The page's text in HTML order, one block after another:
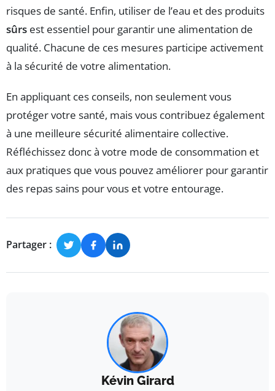
risques de santé. Enfin, utiliser de l’eau et des produits
sûrs est essentiel pour garantir une alimentation de
qualité. Chacune de ces mesures participe activement
à la sécurité de votre alimentation.
En appliquant ces conseils, non seulement vous
protéger votre santé, mais vous contribuez également
à une meilleure sécurité alimentaire collective.
Réfléchissez donc à votre mode de consommation et
aux pratiques que vous pouvez améliorer pour garantir
des repas sains pour vous et votre entourage.
Partager :
Kévin Girard